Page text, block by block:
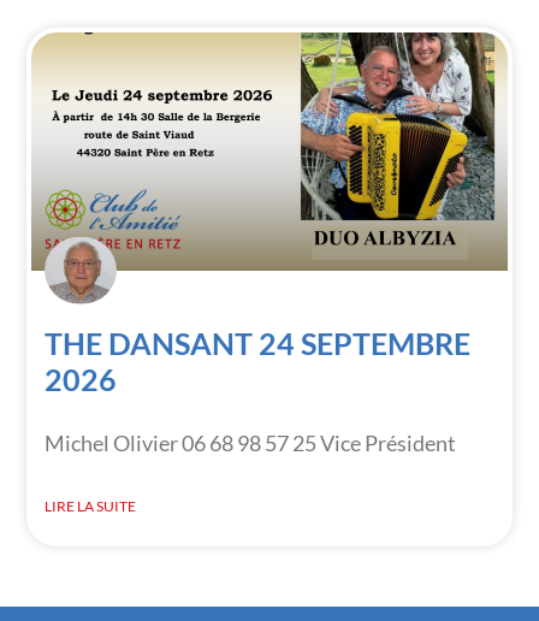
THE DANSANT 24 SEPTEMBRE
2026
Michel Olivier 06 68 98 57 25 Vice Président
LIRE LA SUITE